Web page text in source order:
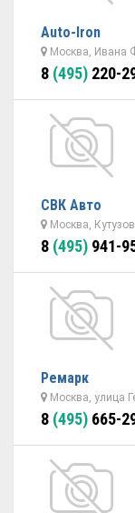
Auto-Iron
Москва, Ивана
8 (495) 220-
СВК Авто
Москва,
8 (495) 941-
Ремарк
Москва, улица
8 (495) 665-